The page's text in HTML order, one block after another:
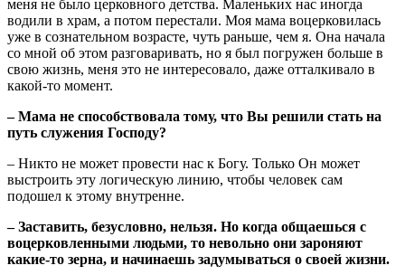
меня не было церковного детства. Маленьких нас иногда
водили в храм, а потом перестали. Моя мама воцерковилась
уже в сознательном возрасте, чуть раньше, чем я. Она начала
со мной об этом разговаривать, но я был погружен больше в
свою жизнь, меня это не интересовало, даже отталкивало в
какой-то момент.
– Мама не способствовала тому, что Вы решили стать на
путь служения Господу?
– Никто не может провести нас к Богу. Только Он может
выстроить эту логическую линию, чтобы человек сам
подошел к этому внутренне.
– Заставить, безусловно, нельзя. Но когда общаешься с
воцерковленными людьми, то невольно они зароняют
какие-то зерна, и начинаешь задумываться о своей жизни.